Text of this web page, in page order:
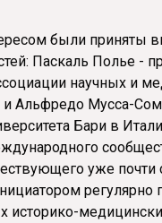
были приняты
Паскаль Полье -
научных и
и Альфредо Мусса-
Бари в
уже почти
регулярно
историко-